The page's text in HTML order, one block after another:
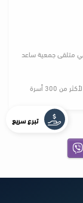
متلقى جمعية ساعد
الخدمات الإسكانية بـ"جمعية ساعد الخيرية بعرعر " تقدم خدماتها لأكثر من 300 أسرة
تبرع سريع